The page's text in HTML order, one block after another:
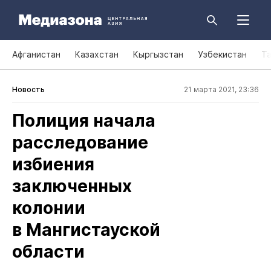
Афганистан Казахстан Кыргызстан Узбекистан
Новость 21 марта 2021, 23:36
Полиция начала
расследование
избиения
заключенных
колонии
в Мангистауской
области